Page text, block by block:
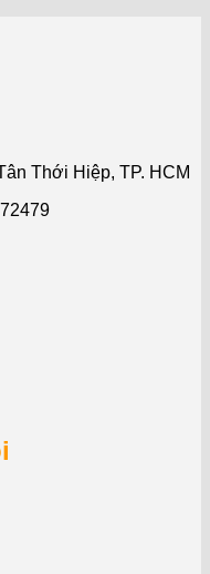
Thới Hiệp, TP. HCM